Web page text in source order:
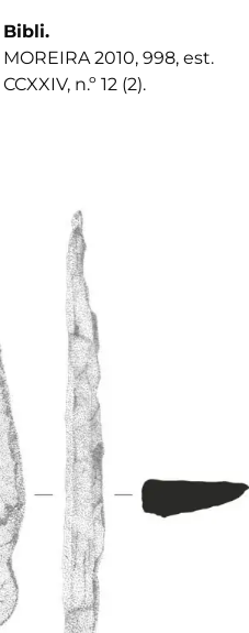
Bibli.
MOREIRA 2010, 998, est.
CCXXIV, n.º 12 (2).